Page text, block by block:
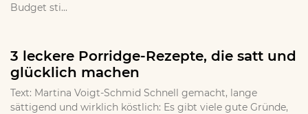
Budget sti...
3 leckere Porridge-Rezepte, die satt und
glücklich machen
Text: Martina Voigt-Schmid Schnell gemacht, lange
sättigend und wirklich köstlich: Es gibt viele gute Gründe,